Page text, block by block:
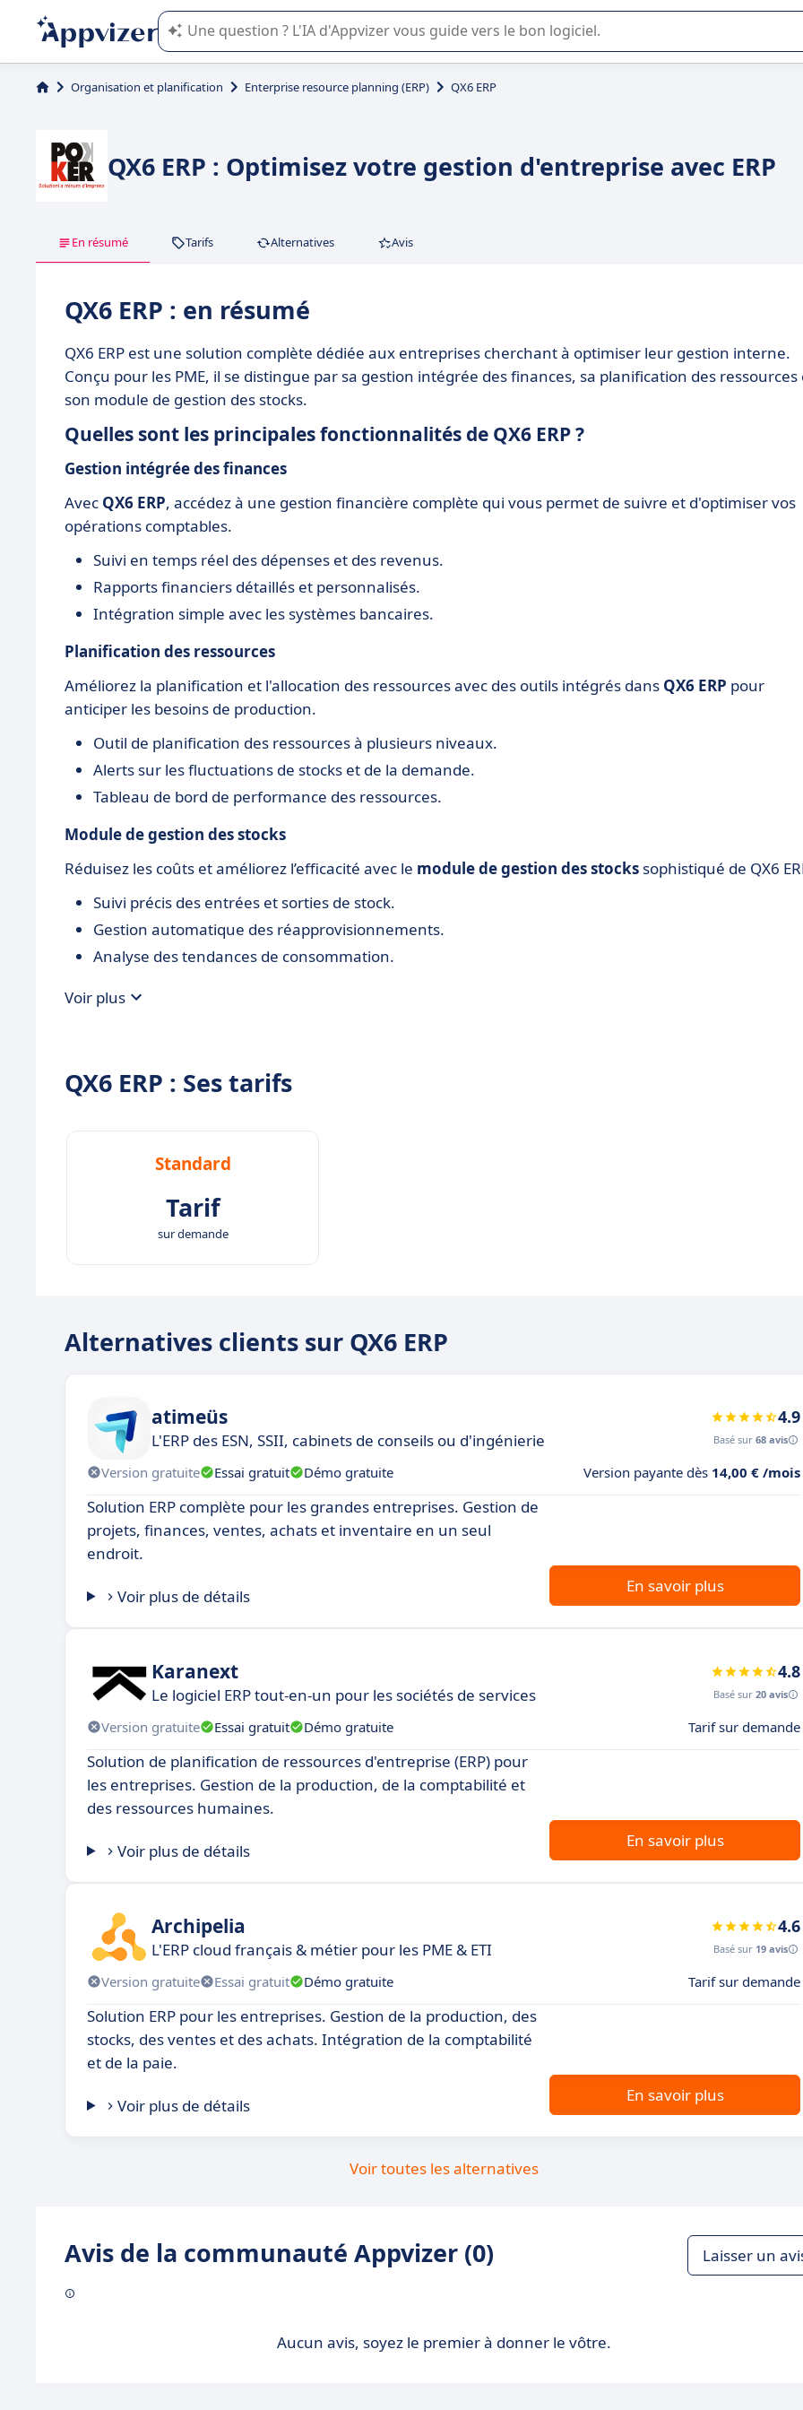
L'IA de Appvizer vous guide dans l'utilisation ou la sélection de logiciel SaaS en entreprise.
Organisation et planification Enterprise resource planning (ERP) QX6 ERP
QX6 ERP : Optimisez votre gestion d'entreprise avec ERP
En résumé Tarifs Alternatives Avis
QX6 ERP : en résumé
QX6 ERP est une solution complète dédiée aux entreprises cherchant à optimiser leur gestion interne.
Conçu pour les PME, il se distingue par sa gestion intégrée des finances, sa planification des ressources
son module de gestion des stocks.
Quelles sont les principales fonctionnalités de QX6 ERP ?
Gestion intégrée des finances
Avec QX6 ERP, accédez à une gestion financière complète qui vous permet de suivre et d'optimiser vos
opérations comptables.
Suivi en temps réel des dépenses et des revenus.
Rapports financiers détaillés et personnalisés.
Intégration simple avec les systèmes bancaires.
Planification des ressources
Améliorez la planification et l'allocation des ressources avec des outils intégrés dans QX6 ERP pour
anticiper les besoins de production.
Outil de planification des ressources à plusieurs niveaux.
Alerts sur les fluctuations de stocks et de la demande.
Tableau de bord de performance des ressources.
Module de gestion des stocks
Réduisez les coûts et améliorez l’efficacité avec le module de gestion des stocks sophistiqué de QX6
Suivi précis des entrées et sorties de stock.
Gestion automatique des réapprovisionnements.
Analyse des tendances de consommation.
Voir plus
QX6 ERP : Ses tarifs
Standard
Tarif
sur demande
Alternatives clients sur QX6 ERP
atimeüs
L'ERP des ESN, SSII, cabinets de conseils ou d'ingénierie
4.9
Basé sur 68 avis
Version gratuite Essai gratuit Démo gratuite Version payante dès 14,00 € /mois
Solution ERP complète pour les grandes entreprises. Gestion de
projets, finances, ventes, achats et inventaire en un seul
endroit.
Voir plus de détails
En savoir plus
Karanext
Le logiciel ERP tout-en-un pour les sociétés de services
4.8
Basé sur 20 avis
Version gratuite Essai gratuit Démo gratuite Tarif sur demande
Solution de planification de ressources d'entreprise (ERP) pour
les entreprises. Gestion de la production, de la comptabilité et
des ressources humaines.
Voir plus de détails
En savoir plus
Archipelia
L'ERP cloud français & métier pour les PME & ETI
4.6
Basé sur 19 avis
Version gratuite Essai gratuit Démo gratuite Tarif sur demande
Solution ERP pour les entreprises. Gestion de la production, des
stocks, des ventes et des achats. Intégration de la comptabilité
et de la paie.
Voir plus de détails
En savoir plus
Voir toutes les alternatives
Avis de la communauté Appvizer (0) Laisser un
Aucun avis, soyez le premier à donner le vôtre.